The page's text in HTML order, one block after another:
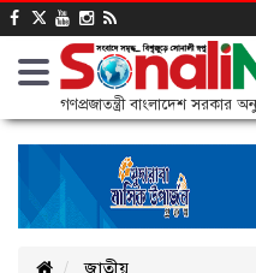
গণপ্রজাতন্ত্রী বাংলাদেশ সরকার
জাতীয়